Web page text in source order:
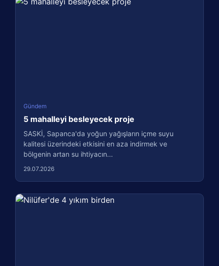
Gündem
5 mahalleyi besleyecek proje
SASKİ, Sapanca'da yoğun yağışların içme suyu
kalitesi üzerindeki etkisini en aza indirmek ve
bölgenin artan su ihtiyacın...
29.07.2026